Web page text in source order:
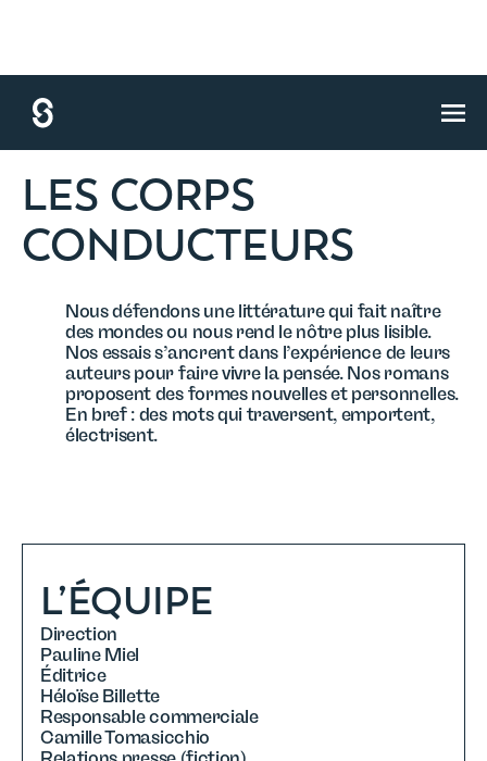
accueil
LES CORPS
CONDUCTEURS
Nous défendons une littérature qui fait naître
des mondes ou nous rend le nôtre plus lisible.
Nos essais s’ancrent dans l’expérience de leurs
auteurs pour faire vivre la pensée. Nos romans
proposent des formes nouvelles et personnelles.
En bref : des mots qui traversent, emportent,
électrisent.
L’ÉQUIPE
Direction
Pauline Miel
Éditrice
Héloïse Billette
Responsable commerciale
Camille Tomasicchio